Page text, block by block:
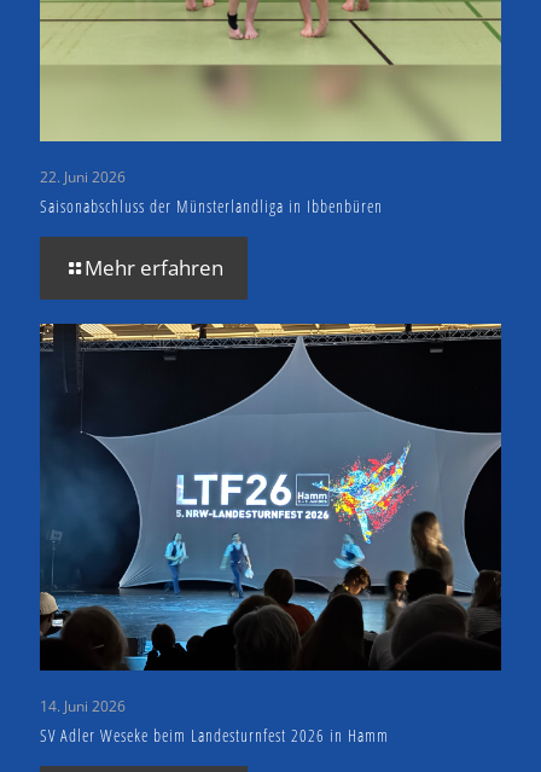
22. Juni 2026
Saisonabschluss der Münsterlandliga in Ibbenbüren
Mehr erfahren
14. Juni 2026
SV Adler Weseke beim Landesturnfest 2026 in Hamm